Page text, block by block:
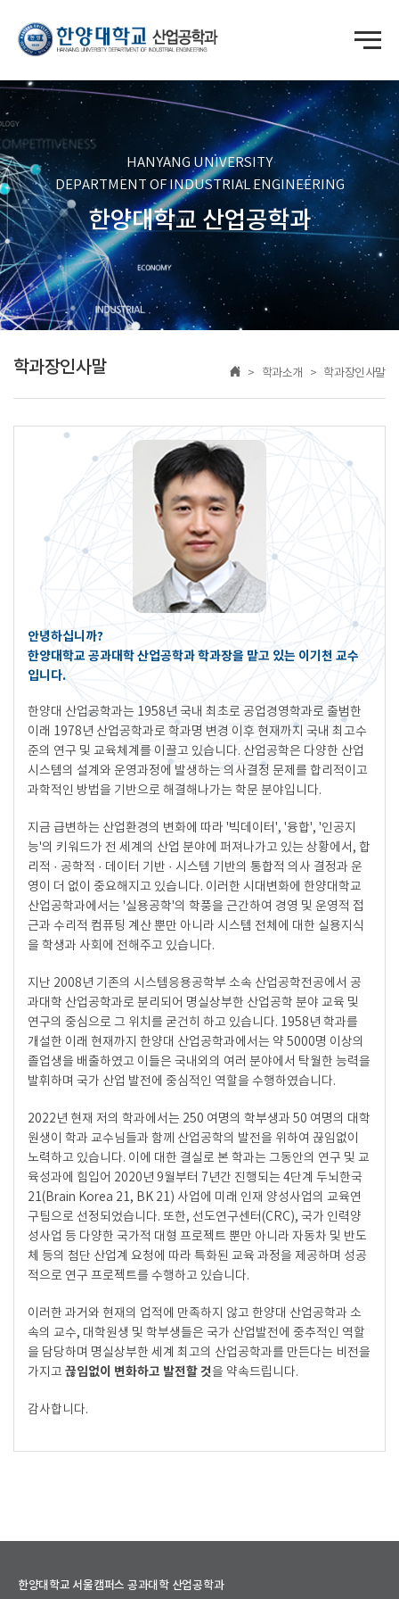
HANYANG UNIVERSITY
DEPARTMENT OF INDUSTRIAL ENGINEERING
한양대학교 산업공학과
학과장인사말 > 학과소개 > 학과장인사말
안녕하십니까?
한양대학교 공과대학 산업공학과 학과장을 맡고 있는 이기천 교수
입니다.
한양대 산업공학과는 1958년 국내 최초로 공업경영학과로 출범한
이래 1978년 산업공학과로 학과명 변경 이후 현재까지 국내 최고수
준의 연구 및 교육체계를 이끌고 있습니다. 산업공학은 다양한 산업
시스템의 설계와 운영과정에 발생하는 의사결정 문제를 합리적이고
과학적인 방법을 기반으로 해결해나가는 학문 분야입니다.
지금 급변하는 산업환경의 변화에 따라 '빅데이터', '융합', '인공지
능'의 키워드가 전 세계의 산업 분야에 퍼져나가고 있는 상황에서, 합
리적 · 공학적 · 데이터 기반 · 시스템 기반의 통합적 의사 결정과 운
영이 더 없이 중요해지고 있습니다. 이러한 시대변화에 한양대학교
산업공학과에서는 '실용공학'의 학풍을 근간하여 경영 및 운영적 접
근과 수리적 컴퓨팅 계산 뿐만 아니라 시스템 전체에 대한 실용지식
을 학생과 사회에 전해주고 있습니다.
지난 2008년 기존의 시스템응용공학부 소속 산업공학전공에서 공
과대학 산업공학과로 분리되어 명실상부한 산업공학 분야 교육 및
연구의 중심으로 그 위치를 굳건히 하고 있습니다. 1958년 학과를
개설한 이래 현재까지 한양대 산업공학과에서는 약 5000명 이상의
졸업생을 배출하였고 이들은 국내외의 여러 분야에서 탁월한 능력을
발휘하며 국가 산업 발전에 중심적인 역할을 수행하였습니다.
2022년 현재 저의 학과에서는 250 여명의 학부생과 50 여명의 대학
원생이 학과 교수님들과 함께 산업공학의 발전을 위하여 끊임없이
노력하고 있습니다. 이에 대한 결실로 본 학과는 그동안의 연구 및 교
육성과에 힘입어 2020년 9월부터 7년간 진행되는 4단계 두뇌한국
21(Brain Korea 21, BK 21) 사업에 미래 인재 양성사업의 교육연
구팀으로 선정되었습니다. 또한, 선도연구센터(CRC), 국가 인력양
성사업 등 다양한 국가적 대형 프로젝트 뿐만 아니라 자동차 및 반도
체 등의 첨단 산업계 요청에 따라 특화된 교육 과정을 제공하며 성공
적으로 연구 프로젝트를 수행하고 있습니다.
이러한 과거와 현재의 업적에 만족하지 않고 한양대 산업공학과 소
속의 교수, 대학원생 및 학부생들은 국가 산업발전에 중추적인 역할
을 담당하며 명실상부한 세계 최고의 산업공학과를 만든다는 비전을
가지고 끊임없이 변화하고 발전할 것을 약속드립니다.
감사합니다.
한양대학교 서울캠퍼스 공과대학 산업공학과